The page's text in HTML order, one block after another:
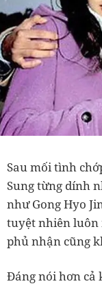
Sau mối tình
Sung từng dính
như Gong Hyo
tuyệt nhiên luôn
phủ nhận cũng
Đáng nói hơn cả